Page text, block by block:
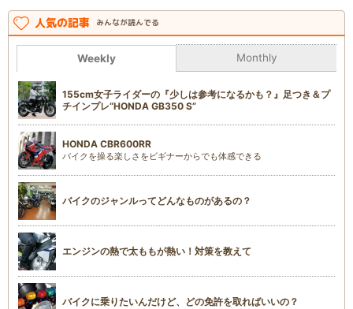
人気の記事 みんなが読んでる
Weekly Monthly
155cm女子ライダーの『少しは参考になるかも？』足つき＆プ
チインプレ“HONDA GB350 S”
HONDA CBR600RR
バイクを操る楽しさをビギナーからでも体感できる
バイクのジャンルってどんなものがあるの？
エンジンの熱で太ももが熱い！対策を教えて
バイクに乗りたいんだけど、どの免許を取ればいいの？